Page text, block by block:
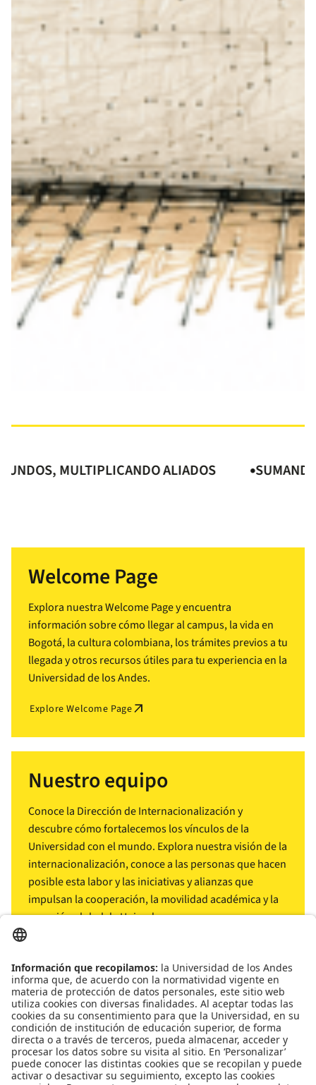
MULTIPLICANDO ALIADOS SUMANDO
Welcome Page
Explora nuestra Welcome Page y encuentra
información sobre cómo llegar al campus, la vida en
Bogotá, la cultura colombiana, los trámites previos a tu
llegada y otros recursos útiles para tu experiencia en la
Universidad de los Andes.
Explore Welcome Pagearrow_outward
Nuestro equipo
Conoce la Dirección de Internacionalización y
descubre cómo fortalecemos los vínculos de la
Universidad con el mundo. Explora nuestra visión de la
internacionalización, conoce a las personas que hacen
posible esta labor y las iniciativas y alianzas que
impulsan la cooperación, la movilidad académica y la
conexión global de Uniandes.